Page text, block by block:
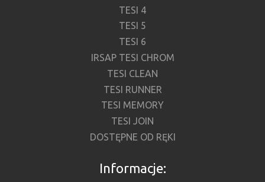
TESI 4
TESI 5
TESI 6
IRSAP TESI CHROM
TESI CLEAN
TESI RUNNER
TESI MEMORY
TESI JOIN
DOSTĘPNE OD RĘKI
Informacje: